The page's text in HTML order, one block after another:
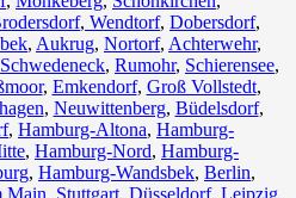
, Wendtorf, Dobersdorf,
, Aukrug, Nortorf, Achterwehr,
Schwedeneck, Rumohr, Schierensee,
, Emkendorf, Groß Vollstedt,
, Neuwittenberg, Büdelsdorf,
, Hamburg-Altona, Hamburg-
, Hamburg-Nord, Hamburg-
, Hamburg-Wandsbek, Berlin,